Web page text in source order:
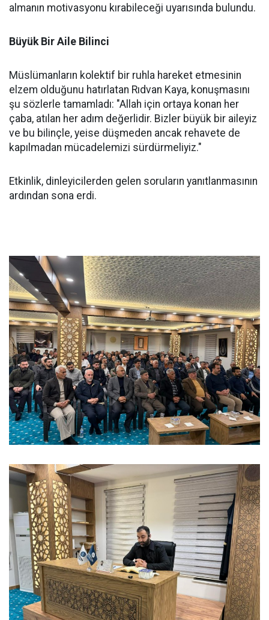
almanın motivasyonu kırabileceği uyarısında bulundu.
Büyük Bir Aile Bilinci
Müslümanların kolektif bir ruhla hareket etmesinin
elzem olduğunu hatırlatan Rıdvan Kaya, konuşmasını
şu sözlerle tamamladı: "Allah için ortaya konan her
çaba, atılan her adım değerlidir. Bizler büyük bir aileyiz
ve bu bilinçle, yeise düşmeden ancak rehavete de
kapılmadan mücadelemizi sürdürmeliyiz."
Etkinlik, dinleyicilerden gelen soruların yanıtlanmasının
ardından sona erdi.